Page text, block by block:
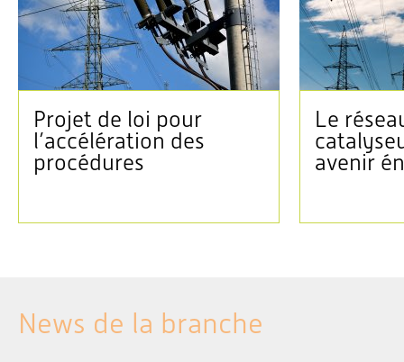
Projet de loi pour
l’accélération des
procédures
Le
avenir
News de la branche